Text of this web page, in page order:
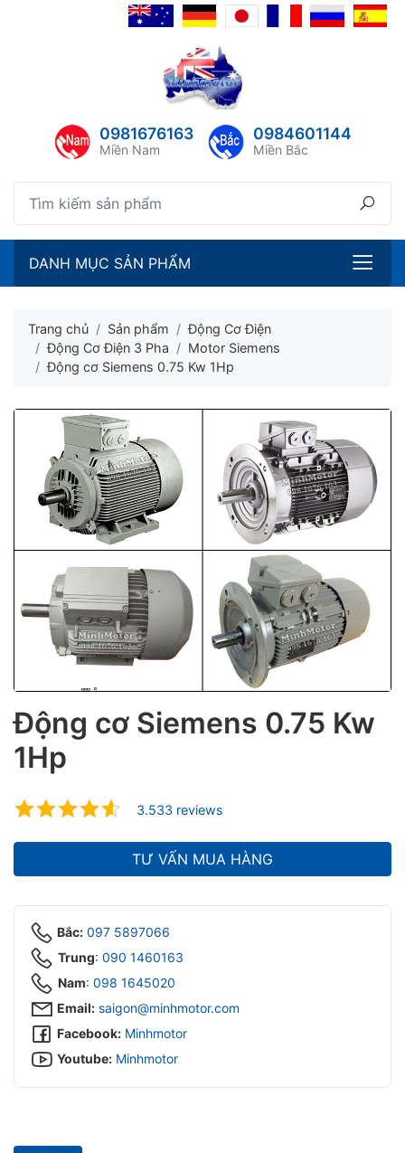
0981676163
Miền Nam
0984601144
Miền Bắc
DANH MỤC SẢN PHẨM
Trang chủ Sản phẩm
Động Cơ Điện
Động Cơ Điện 3 Pha
Motor Siemens
Động cơ Siemens 0.75 Kw 1Hp
Động cơ Siemens 0.75 Kw
1Hp
3.533 reviews
TƯ VẤN MUA HÀNG
Bắc: 097 5897066
Trung: 090 1460163
Nam: 098 1645020‬
Email: saigon@minhmotor.com
Facebook: Minhmotor
Youtube: Minhmotor